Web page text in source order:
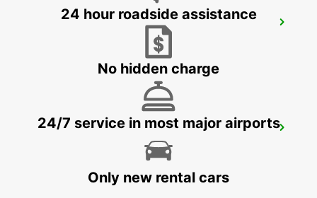
SCHWAEBISCH HALL
SCHWAEBISCH HALL - GERMANY
24 hour roadside assistance
No hidden charge
24/7 service in most major airports
Only new rental cars